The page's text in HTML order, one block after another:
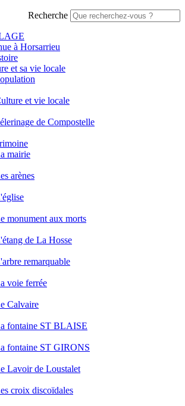
Recherche
à Horsarrieu
et sa vie locale
et vie locale
de Compostelle
mairie
arènes
monument aux morts
de La Hosse
remarquable
voie ferrée
Calvaire
fontaine ST BLAISE
fontaine ST GIRONS
Lavoir de Loustalet
croix discoïdales